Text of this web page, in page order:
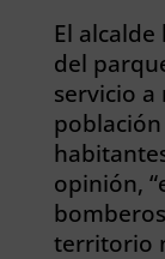
El
del
servicio a
población
opinión,
territorio